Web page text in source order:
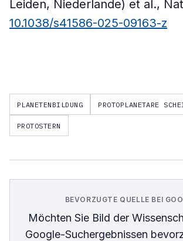
Leiden, Niederlande) et al.,
10.1038/s41586-025-09163-z
PLANETENBILDUNG PROTOPLANETARE
PROTOSTERN
BEVORZUGTE QUELLE BEI
Möchten Sie Bild der
Google-Suchergebnissen